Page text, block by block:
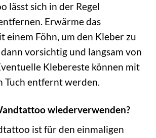
lässt sich in der Regel
Erwärme das
einem Föhn, um den Kleber zu
dann vorsichtig und langsam von
Klebereste können mit
Tuch entfernt werden.
wiederverwenden?
ist für den einmaligen